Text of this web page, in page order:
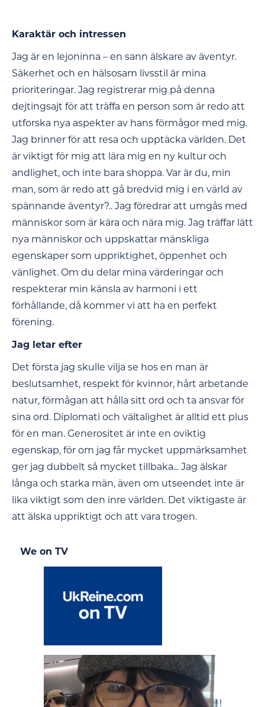
Karaktär och intressen
Jag är en lejoninna – en sann älskare av äventyr.
Säkerhet och en hälsosam livsstil är mina
prioriteringar. Jag registrerar mig på denna
dejtingsajt för att träffa en person som är redo att
utforska nya aspekter av hans förmågor med mig.
Jag brinner för att resa och upptäcka världen. Det
är viktigt för mig att lära mig en ny kultur och
andlighet, och inte bara shoppa. Var är du, min
man, som är redo att gå bredvid mig i en värld av
spännande äventyr?.. Jag föredrar att umgås med
människor som är kära och nära mig. Jag träffar lätt
nya människor och uppskattar mänskliga
egenskaper som uppriktighet, öppenhet och
vänlighet. Om du delar mina värderingar och
respekterar min känsla av harmoni i ett
förhållande, då kommer vi att ha en perfekt
förening.
Jag letar efter
Det första jag skulle vilja se hos en man är
beslutsamhet, respekt för kvinnor, hårt arbetande
natur, förmågan att hålla sitt ord och ta ansvar för
sina ord. Diplomati och vältalighet är alltid ett plus
för en man. Generositet är inte en oviktig
egenskap, för om jag får mycket uppmärksamhet
ger jag dubbelt så mycket tillbaka... Jag älskar
långa och starka män, även om utseendet inte är
lika viktigt som den inre världen. Det viktigaste är
att älska uppriktigt och att vara trogen.
We on TV